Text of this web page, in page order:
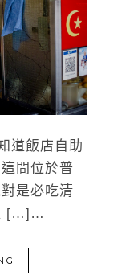
道飯店自助
間位於普
是必吃清
[…]…